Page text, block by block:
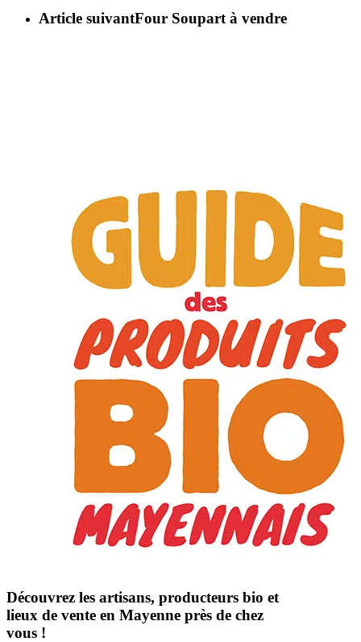
Article suivantFour Soupart à vendre
Découvrez les artisans, producteurs bio et
lieux de vente en Mayenne près de chez
vous !